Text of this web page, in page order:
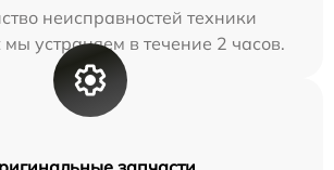
неисправностей техники
устраняем в течение 2 часов.